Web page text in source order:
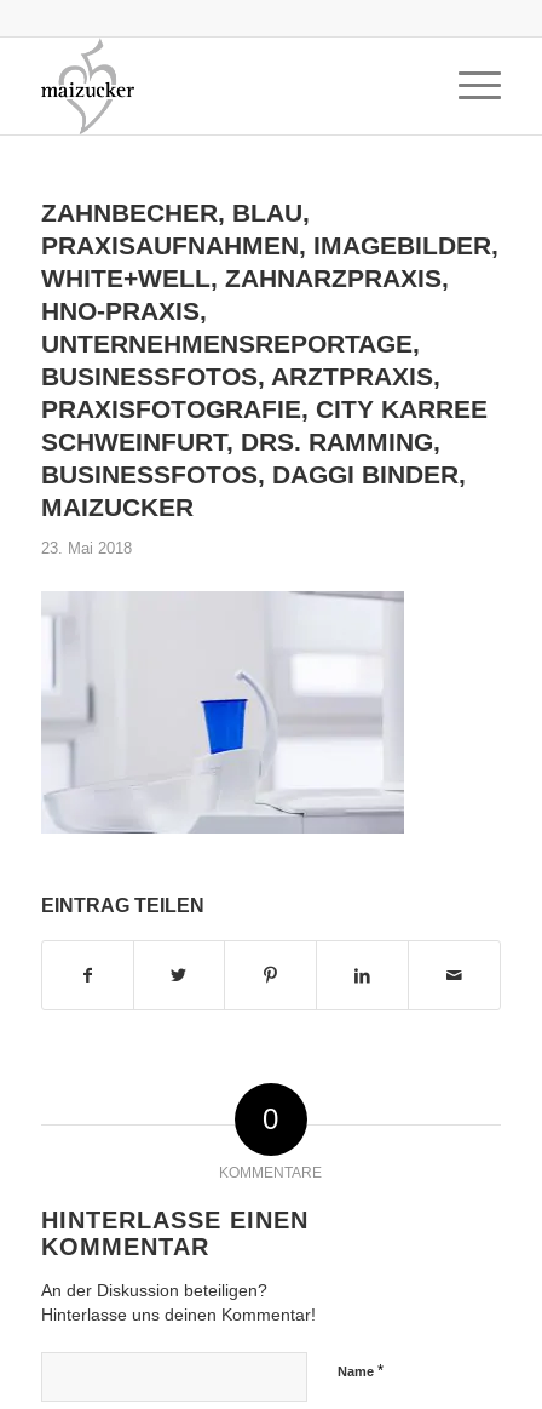
ZAHNBECHER, BLAU,
PRAXISAUFNAHMEN, IMAGEBILDER,
WHITE+WELL, ZAHNARZPRAXIS,
HNO-PRAXIS,
UNTERNEHMENSREPORTAGE,
BUSINESSFOTOS, ARZTPRAXIS,
PRAXISFOTOGRAFIE, CITY KARREE
SCHWEINFURT, DRS. RAMMING,
BUSINESSFOTOS, DAGGI BINDER,
MAIZUCKER
23. Mai 2018
EINTRAG TEILEN
0
KOMMENTARE
HINTERLASSE EINEN
KOMMENTAR
An der Diskussion beteiligen?
Hinterlasse uns deinen Kommentar!
Name *